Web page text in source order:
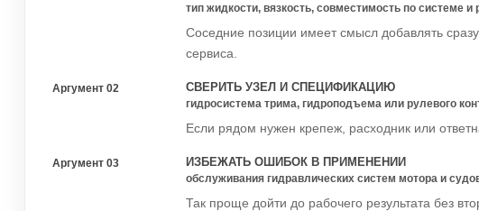
тип жидкости, вязкость, совместимость по системе и
Соседние позиции имеет смысл добавлять
сервиса.
Аргумент 02 СВЕРИТЬ УЗЕЛ И СПЕЦИФИКАЦИЮ
гидросистема трима, гидроподъема или рулевого
Если рядом нужен крепеж, расходник или
Аргумент 03 ИЗБЕЖАТЬ ОШИБОК В ПРИМЕНЕНИИ
обслуживания гидравлических систем мотора и
Так проще дойти до рабочего результата без